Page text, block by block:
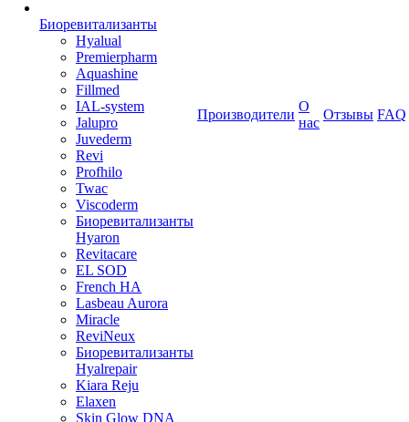
Биоревитализанты
Hyalual
Premierpharm
Aquashine
Fillmed
IAL-system
Jalupro
Juvederm
Revi
Profhilo
Twac
Viscoderm
Биоревитализанты
Hyaron
Revitacare
EL SOD
French HA
Lasbeau Aurora
Miracle
ReviNeux
Биоревитализанты
Hyalrepair
Kiara Reju
Elaxen
Skin Glow DNA
Производители
О
нас
Отзывы FAQ